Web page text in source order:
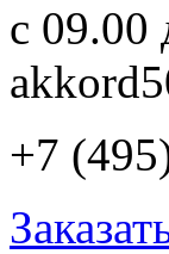
c 09.00
+7